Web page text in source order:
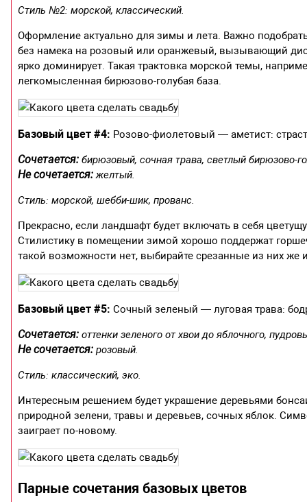
Стиль №2: морской, классический.
Оформление актуально для зимы и лета. Важно
без намека на розовый или оранжевый, вызывающий
ярко доминирует. Такая трактовка морской темы,
легкомысленная бирюзово-голубая база.
Базовый цвет #4: Розово-фиолетовый — аметист:
Сочетается: бирюзовый, сочная трава, светлый бирюзово-
Не сочетается:желтый.
Стиль: морской, шебби-шик, прованс.
Прекрасно, если ландшафт будет включать в себя
Стилистику в помещении зимой хорошо поддержат
такой возможности нет, выбирайте срезанные из них же
Базовый цвет #5: Сочный зеленый — луговая трава:
Сочетается: оттенки зеленого от хвои до яблочного,
Не сочетается: розовый.
Стиль: классический, эко.
Интересным решением будет украшение деревьями
природной зелени, травы и деревьев, сочных яблок.
заиграет по-новому.
Парные сочетания базовых цветов